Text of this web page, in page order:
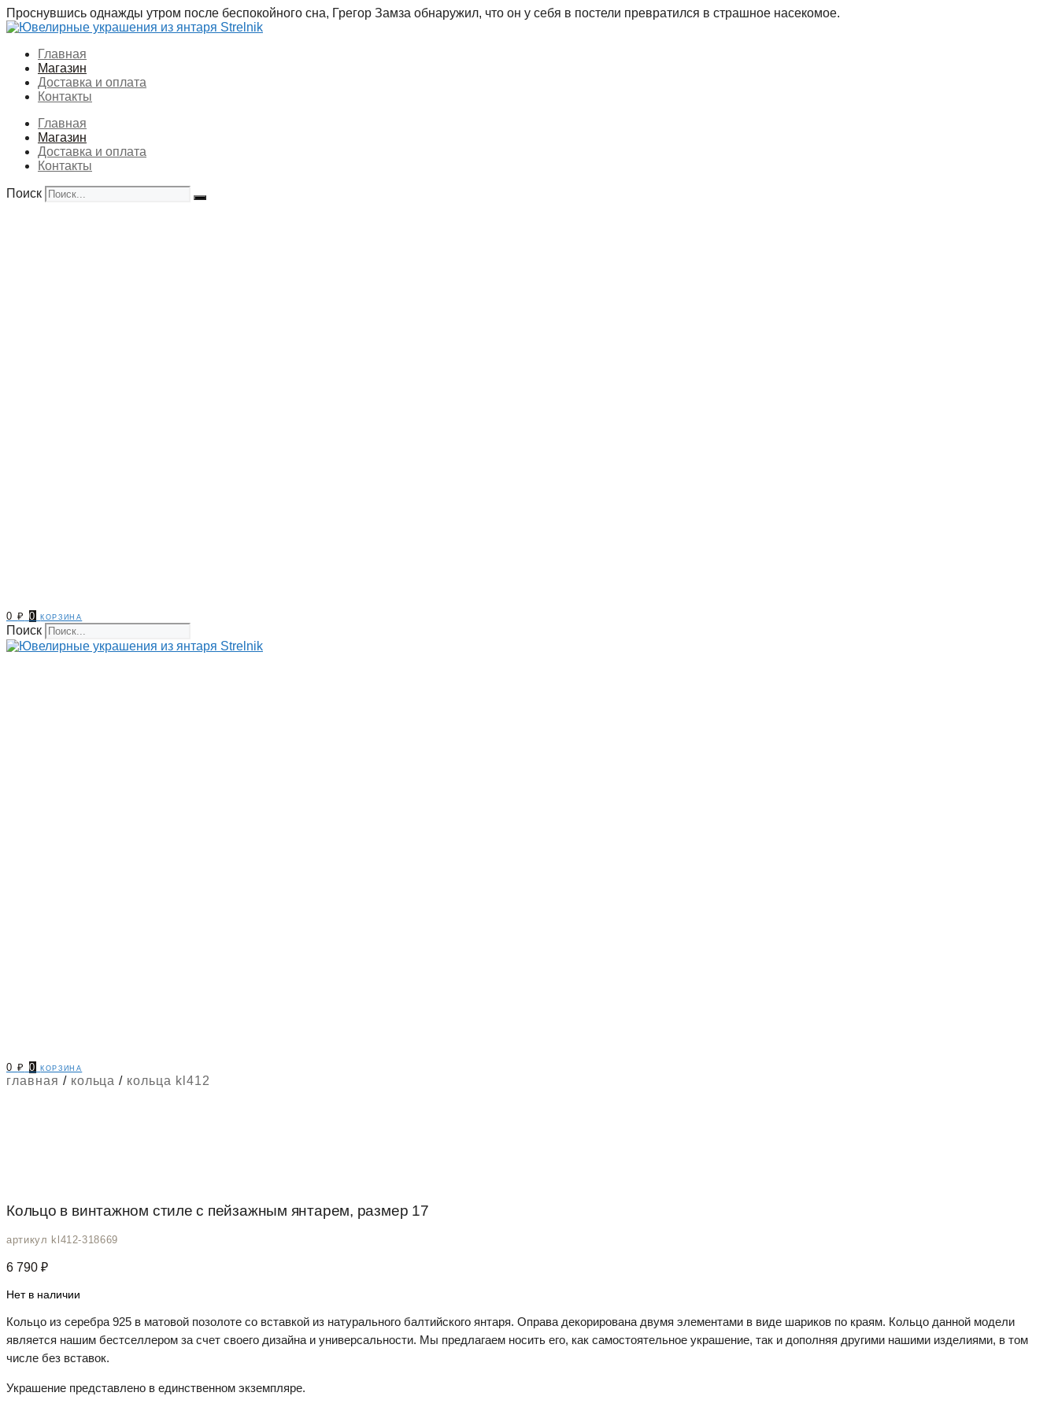
Перейти
к
Проснувшись однажды утром после беспокойного сна, Грегор Замза обнаружил, что он у себя в постели превратился в страшное насекомое.
Главная
Магазин
Доставка и оплата
Контакты
Главная
Магазин
Доставка и оплата
Контакты
Поиск
0₽ 0 корзина
Поиск
0₽ 0 корзина
главная / кольца / кольца kl412
Кольцо в винтажном стиле с пейзажным янтарем, размер 17
артикул kl412-318669
6 790 ₽
Нет в наличии
Кольцо из серебра 925 в матовой позолоте со вставкой из натурального балтийского янтаря. Оправа декорирована двумя элементами в виде шариков по краям. Кольцо данной модели
является нашим бестселлером за счет своего дизайна и универсальности. Мы предлагаем носить его, как самостоятельное украшение, так и дополняя другими нашими изделиями, в том
числе без вставок.
Украшение представлено в единственном экземпляре.